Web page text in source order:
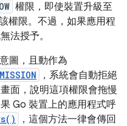
權限，即使裝置升級至
權限。不過，如果應用程
法授予。
圖，且動作為
，系統會自動拒絕
畫面，說明這項權限會拖慢
Go 裝置上的應用程式呼
，這個方法一律會傳回